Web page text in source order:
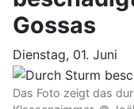
Gossas
Dienstag, 01. Juni
Das Foto zeigt das